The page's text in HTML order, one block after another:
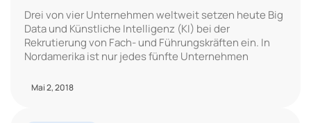
Drei von vier Unternehmen weltweit setzen heute Big
Data und Künstliche Intelligenz (KI) bei der
Rekrutierung von Fach- und Führungskräften ein. In
Nordamerika ist nur jedes fünfte Unternehmen
Mai 2, 2018